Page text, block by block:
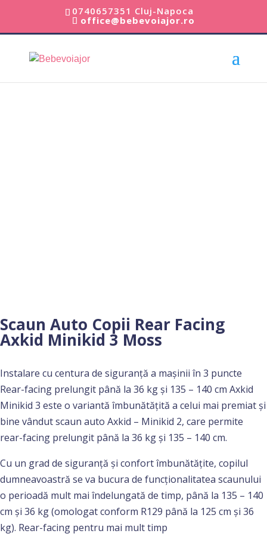
0740657351 Cluj-Napoca
office@bebevoiajor.ro
/Scaune Auto Copii
/ Scaun Auto Copii Rear Facing
Scaun Auto Copii Rear Facing
Axkid Minikid 3 Moss
Instalare cu centura de siguranță a mașinii în 3 puncte
Rear-facing prelungit până la 36 kg și 135 – 140 cm Axkid
Minikid 3 este o variantă îmbunătățită a celui mai premiat și
bine vândut scaun auto Axkid – Minikid 2, care permite
rear-facing prelungit până la 36 kg și 135 – 140 cm.
Cu un grad de siguranță și confort îmbunătățite, copilul
dumneavoastră se va bucura de funcționalitatea scaunului
o perioadă mult mai îndelungată de timp, până la 135 – 140
cm și 36 kg (omologat conform R129 până la 125 cm și 36
kg). Rear-facing pentru mai mult timp